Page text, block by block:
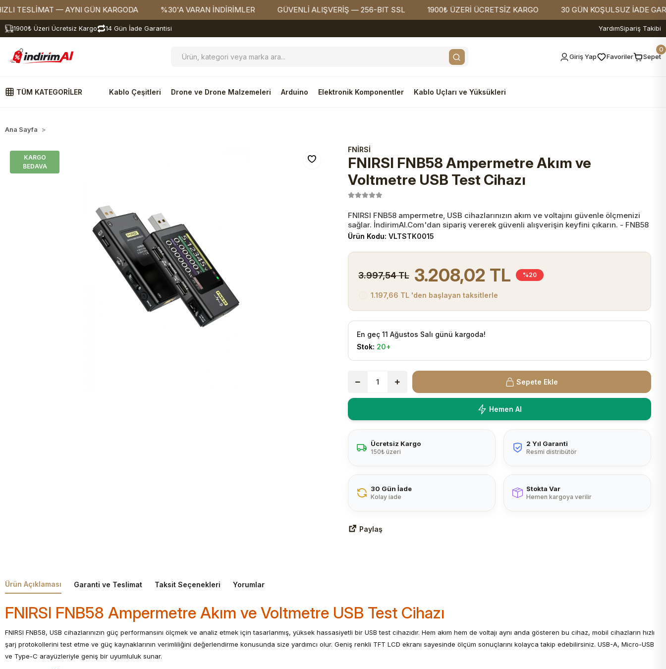
— AYNI GÜN KARGODA %30'A VARAN İNDİRİMLER GÜVENLİ ALIŞVERİŞ — 256-BIT SSL 1900₺ ÜZERİ ÜCRETSİZ KARGO 30 GÜN KOŞULSUZ İADE GARANTİSİ
1900₺ Üzeri Ücretsiz Kargo 14 Gün İade Garantisi YardımSipariş Takibi
Giriş Yap Favoriler Sepet
0
TÜM KATEGORİLER Kablo Çeşitleri Drone ve Drone Malzemeleri Arduino Elektronik Komponentler Kablo Uçları ve Yüksükleri
Ana Sayfa
KARGO
BEDAVA
FNİRSİ
FNIRSI FNB58 Ampermetre Akım ve
Voltmetre USB Test Cihazı
FNIRSI FNB58 ampermetre, USB cihazlarınızın akım ve voltajını güvenle ölçmenizi
sağlar. İndirimAl.Com'dan sipariş vererek güvenli alışverişin keyfini çıkarın. - FNB58
Ürün Kodu: VLTSTK0015
3.997,54 TL 3.208,02 TL %20
1.197,66 TL 'den başlayan taksitlerle
En geç 11 Ağustos Salı günü kargoda!
Stok: 20+
Sepete Ekle
Hemen Al
Ücretsiz Kargo
150₺ üzeri
2 Yıl Garanti
Resmi distribütör
30 Gün İade
Kolay iade
Stokta Var
Hemen kargoya verilir
Paylaş
Ürün Açıklaması Garanti ve Teslimat Taksit Seçenekleri Yorumlar
FNIRSI FNB58 Ampermetre Akım ve Voltmetre USB Test Cihazı
FNIRSI FNB58, USB cihazlarınızın güç performansını ölçmek ve analiz etmek için tasarlanmış, yüksek hassasiyetli bir USB test cihazıdır. Hem akım hem de voltajı aynı anda gösteren bu cihaz, mobil cihazların hızlı
şarj protokollerini test etme ve güç kaynaklarının verimliliğini değerlendirme konusunda size yardımcı olur. Geniş renkli TFT LCD ekranı sayesinde ölçüm sonuçlarını kolayca takip edebilirsiniz. USB-A, Micro-USB
ve Type-C arayüzleriyle geniş bir uyumluluk sunar.